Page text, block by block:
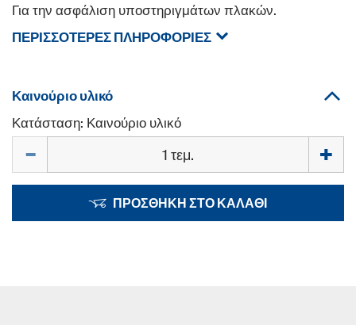
Για την ασφάλιση υποστηριγμάτων πλακών.
ΠΕΡΙΣΣΌΤΕΡΕΣ ΠΛΗΡΟΦΟΡΊΕΣ
Καινούριο υλικό
Κατάσταση: Καινούριο υλικό
ΠΡΟΣΘΉΚΗ ΣΤΟ ΚΑΛΆΘΙ